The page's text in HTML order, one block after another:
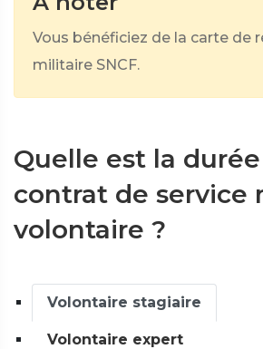
Vous bénéficiez de la carte de
militaire SNCF.
Quelle est la
contrat de service
volontaire ?
Volontaire stagiaire
Volontaire expert